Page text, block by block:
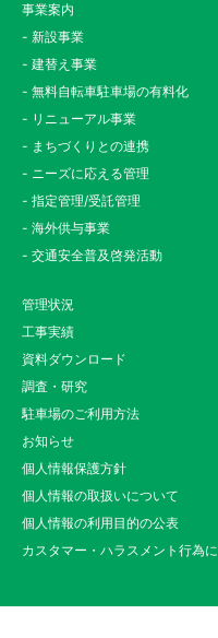
事業案内
- 新設事業
- 建替え事業
- 無料自転車駐車場の有料化
- リニューアル事業
- まちづくりとの連携
- ニーズに応える管理
- 指定管理/受託管理
- 海外供与事業
- 交通安全普及啓発活動
管理状況
工事実績
資料ダウンロード
調査・研究
駐車場のご利用方法
お知らせ
個人情報保護方針
個人情報の取扱いについて
個人情報の利用目的の公表
カスタマー・ハラスメント行為